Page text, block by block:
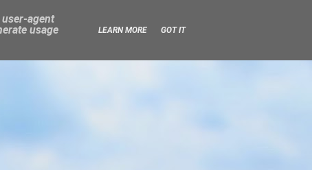
agent
usage
LEARN MORE GOT IT